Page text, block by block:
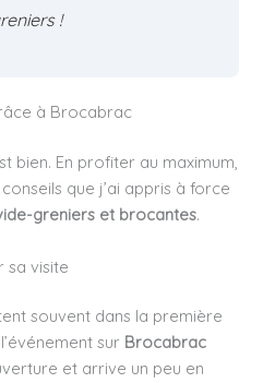
!
à Brocabrac
bien. En profiter au maximum,
que j’ai appris à force
greniers et brocantes.
sa visite
souvent dans la première
sur Brocabrac
et arrive un peu en